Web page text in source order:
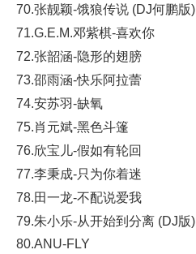
70.张靓颖-饿狼传说 (DJ何鹏版)
71.G.E.M.邓紫棋-喜欢你
72.张韶涵-隐形的翅膀
73.邵雨涵-快乐阿拉蕾
74.安苏羽-缺氧
75.肖元斌-黑色斗篷
76.欣宝儿-假如有轮回
77.李秉成-只为你着迷
78.田一龙-不配说爱我
79.朱小乐-从开始到分离 (DJ版)
80.ANU-FLY